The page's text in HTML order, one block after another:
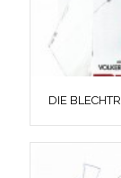
DIE